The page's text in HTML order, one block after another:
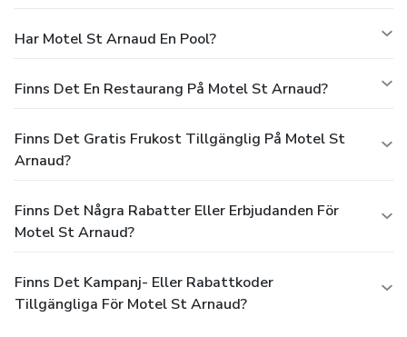
Har Motel St Arnaud En Pool?
Finns Det En Restaurang På Motel St Arnaud?
Finns Det Gratis Frukost Tillgänglig På Motel St
Arnaud?
Finns Det Några Rabatter Eller Erbjudanden För
Motel St Arnaud?
Finns Det Kampanj- Eller Rabattkoder
Tillgängliga För Motel St Arnaud?